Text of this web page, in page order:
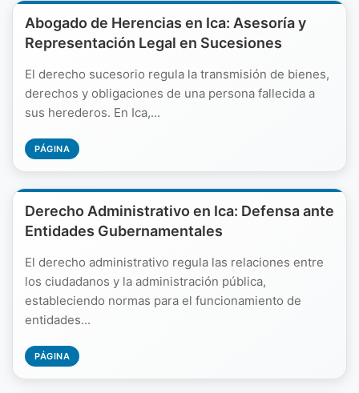
Abogado de Herencias en Ica: Asesoría y
Representación Legal en Sucesiones
El derecho sucesorio regula la transmisión de bienes,
derechos y obligaciones de una persona fallecida a
sus herederos. En Ica,...
PÁGINA
Derecho Administrativo en Ica: Defensa ante
Entidades Gubernamentales
El derecho administrativo regula las relaciones entre
los ciudadanos y la administración pública,
estableciendo normas para el funcionamiento de
entidades...
PÁGINA